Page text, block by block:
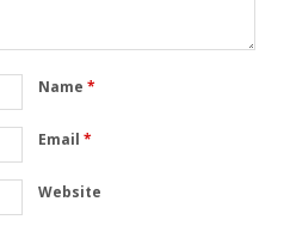
Name *
Email *
Website